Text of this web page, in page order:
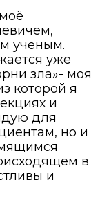
ученым.
уже
зла»- моя
которой я
и
для
но и
в
и